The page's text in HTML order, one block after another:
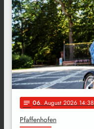
notes 06. August 2026 14:38
Pfaffenhofen